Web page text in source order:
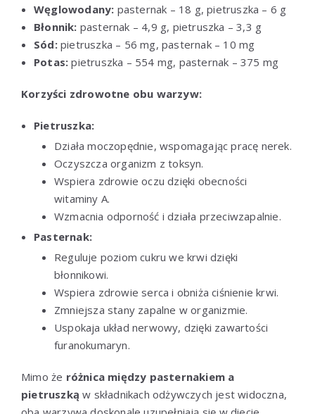
Węglowodany: pasternak – 18 g, pietruszka – 6 g
Błonnik: pasternak – 4,9 g, pietruszka – 3,3 g
Sód:pietruszka – 56 mg, pasternak – 10 mg
Potas: pietruszka – 554 mg, pasternak – 375 mg
Korzyści zdrowotne obu warzyw:
Pietruszka:
Działa moczopędnie, wspomagając pracę nerek.
Oczyszcza organizm z toksyn.
Wspiera zdrowie oczu dzięki obecności
witaminy A.
Wzmacnia odporność i działa przeciwzapalnie.
Pasternak:
Reguluje poziom cukru we krwi dzięki
błonnikowi.
Wspiera zdrowie serca i obniża ciśnienie krwi.
Zmniejsza stany zapalne w organizmie.
Uspokaja układ nerwowy, dzięki zawartości
furanokumaryn.
Mimo że różnica między pasternakiem a
pietruszką w składnikach odżywczych jest widoczna,